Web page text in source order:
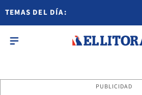
TEMAS DEL DÍA:
PUBLICIDAD